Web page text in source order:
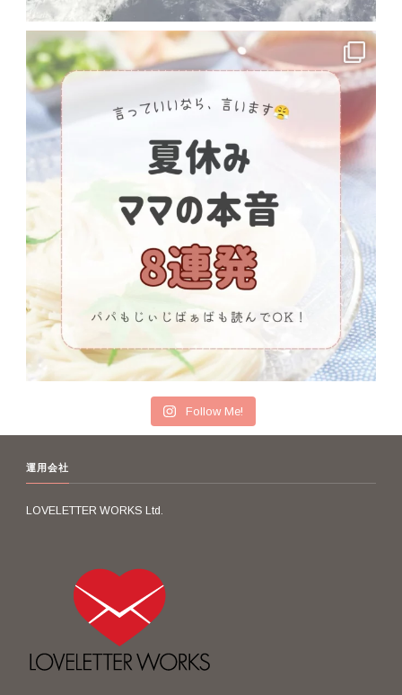
Follow Me!
運用会社
LOVELETTER WORKS Ltd.